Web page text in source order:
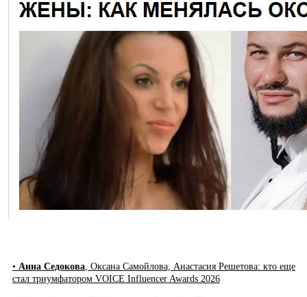
• Анна Седокова , Оксана Самойлова, Анастасия Решетова: кто еще
стал триумфатором VOICE Influencer Awards 2026